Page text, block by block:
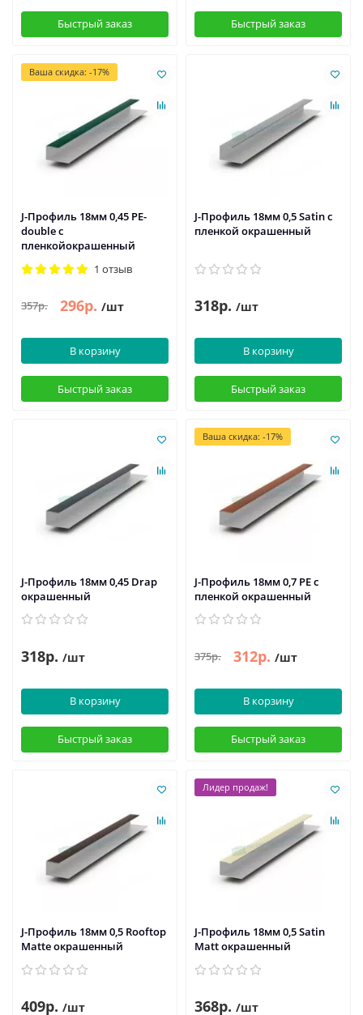
Быстрый заказ Быстрый заказ
Ваша скидка: -17%
J-Профиль 18мм 0,45 PE-
double с
пленкойокрашенный
1 отзыв
357р. 296р. /шт
В корзину
Быстрый заказ
J-Профиль 18мм 0,5 Satin с
пленкой окрашенный
318р. /шт
В корзину
Быстрый заказ
J-Профиль 18мм 0,45 Drap
окрашенный
318р. /шт
В корзину
Быстрый заказ
Ваша скидка: -17%
J-Профиль 18мм 0,7 PE с
пленкой окрашенный
375р. 312р. /шт
В корзину
Быстрый заказ
J-Профиль 18мм 0,5 Rooftop
Matte окрашенный
409р. /шт
Лидер продаж!
J-Профиль 18мм 0,5 Satin
Мatt окрашенный
368р. /шт